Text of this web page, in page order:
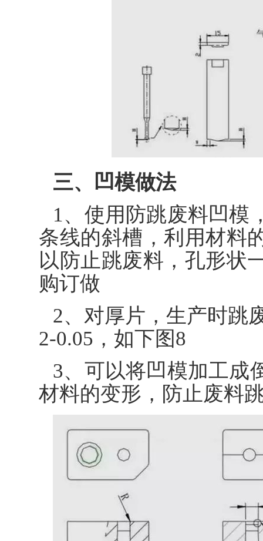
三、凹模做法
1、使用防跳废料凹模
条线的斜槽，利用材料
以防止跳废料，孔形状
购订做
2、对厚片，生产时跳
2-0.05，如下图8
3、可以将凹模加工成
材料的变形，防止废料